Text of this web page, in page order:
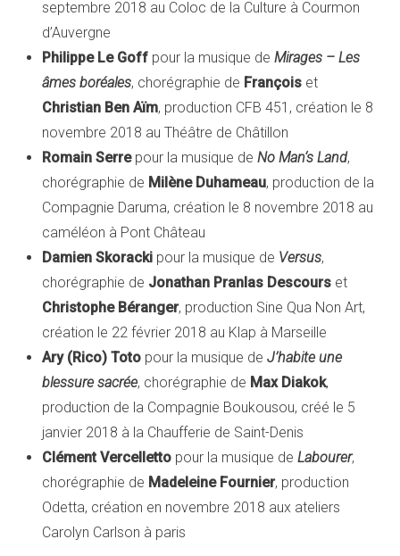
septembre 2018 au Coloc de la Culture à Courmon
d’Auvergne
Philippe Le Goff pour la musique de Mirages – Les
âmes boréales, chorégraphie de François et
Christian Ben Aïm, production CFB 451, création le 8
novembre 2018 au Théâtre de Châtillon
Romain Serrepour la musique de No Man‘s Land,
chorégraphie de Milène Duhameau, production de la
Compagnie Daruma, création le 8 novembre 2018 au
caméléon à Pont Château
Damien Skoracki pour la musique de Versus,
chorégraphie de Jonathan Pranlas Descours et
Christophe Béranger, production Sine Qua Non Art,
création le 22 février 2018 au Klap à Marseille
Ary (Rico) Toto pour la musique de J’habite une
blessure sacrée, chorégraphie de Max Diakok,
production de la Compagnie Boukousou, créé le 5
janvier 2018 à la Chaufferie de Saint-Denis
Clément Vercelletto pour la musique de Labourer,
chorégraphie de Madeleine Fournier, production
Odetta, création en novembre 2018 aux ateliers
Carolyn Carlson à paris